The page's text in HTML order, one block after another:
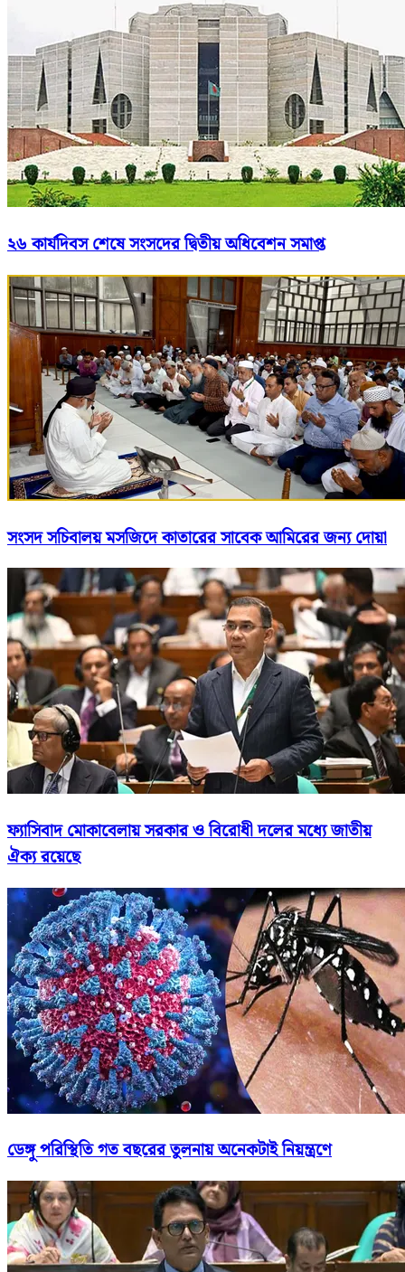
২৬ কার্যদিবস শেষে সংসদের দ্বিতীয় অধিবেশন সমাপ্ত
সংসদ সচিবালয় মসজিদে কাতারের সাবেক আমিরের জন্য দোয়া
ফ্যাসিবাদ মোকাবেলায় সরকার ও বিরোধী দলের মধ্যে জাতীয়
ঐক্য রয়েছে
ডেঙ্গু পরিস্থিতি গত বছরের তুলনায় অনেকটাই নিয়ন্ত্রণে